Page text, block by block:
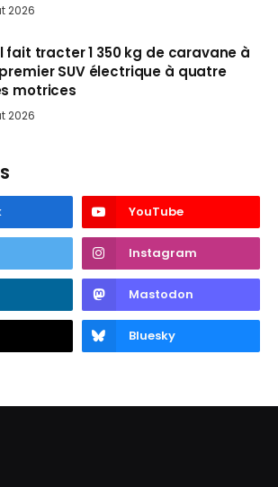
2026
fait tracter 1 350 kg de caravane à
SUV électrique à quatre
motrices
2026
YouTube
Instagram
Mastodon
Bluesky